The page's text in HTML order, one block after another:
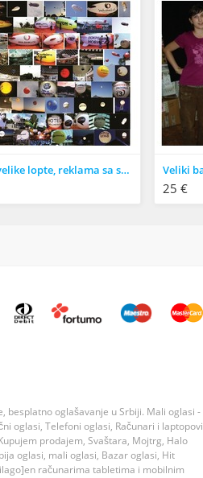
Cepelini, velike lopte, reklama sa svetlom iznad grada, sve sa lagera, gigantski baloni, štampa
25 €
besplatno oglašavanje u Srbiji. Mali oglasi -
oglasi, Telefoni oglasi, Računari i laptopovi
prodajem, Svaštara, Mojtrg, Halo
oglasi, mali oglasi, Bazar oglasi, Hit
računarima tabletima i mobilnim